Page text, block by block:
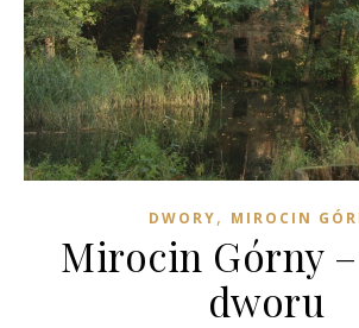
DWORY, MIROCIN
Mirocin Górny
dworu